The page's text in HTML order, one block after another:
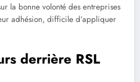
la bonne volonté des entreprises
adhésion, difficile d’appliquer
derrière RSL